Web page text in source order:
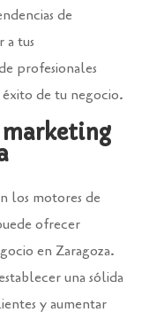
de
a tus
profesionales
de tu negocio.
marketing
los motores de
ofrecer
en Zaragoza.
una sólida
y aumentar